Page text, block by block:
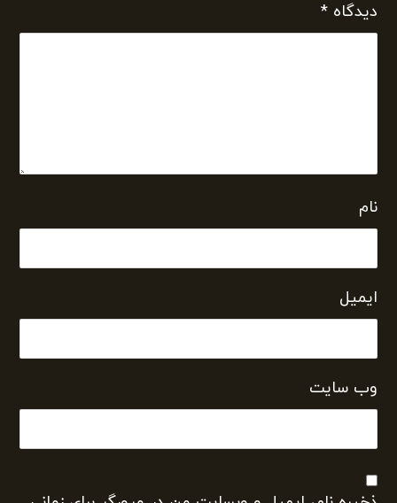
دیدگاه*
نام
ایمیل
وب‌ سایت